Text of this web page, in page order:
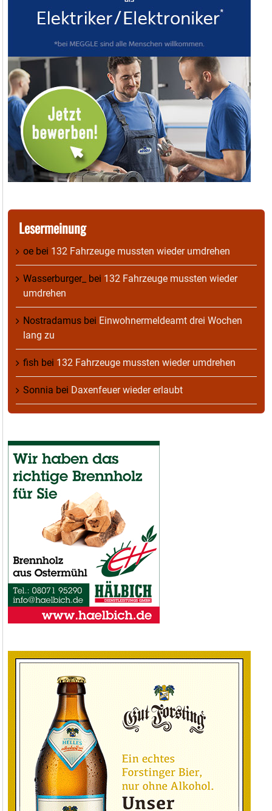
Lesermeinung
oe bei 132 Fahrzeuge mussten wieder umdrehen
Wasserburger_ bei 132 Fahrzeuge mussten wieder
umdrehen
Nostradamus bei Einwohnermeldeamt drei Wochen
lang zu
fish bei 132 Fahrzeuge mussten wieder umdrehen
Sonnia bei Daxenfeuer wieder erlaubt